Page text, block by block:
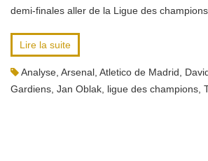
demi-finales aller de la Ligue des
Lire la suite
Analyse Arsenal Atletico de Madrid
Gardiens Jan Oblak ligue des champions